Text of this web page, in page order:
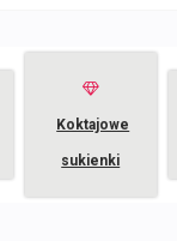
Koktajowe
sukienki